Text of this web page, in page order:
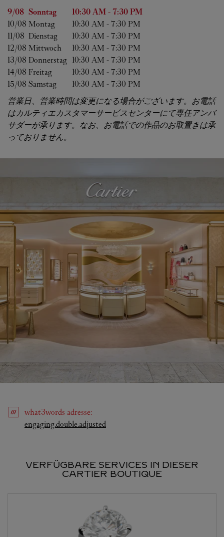
WochentagÖffnungszeiten
9/08 Sonntag 10:30 AM - 7:30 PM
10/08 Montag 10:30 AM - 7:30 PM
11/08 Dienstag 10:30 AM - 7:30 PM
12/08 Mittwoch 10:30 AM - 7:30 PM
13/08 Donnerstag 10:30 AM - 7:30 PM
14/08 Freitag 10:30 AM - 7:30 PM
15/08 Samstag 10:30 AM - 7:30 PM
営業日、営業時間は変更になる場合がございます。お電話
はカルティエカスタマーサービスセンターにて専任アンバ
サダーが承ります。なお、お電話での作品のお取置きは承
っておりません。
what3words adresse:
engaging.double.adjusted
VERFÜGBARE SERVICES IN DIESER
CARTIER BOUTIQUE